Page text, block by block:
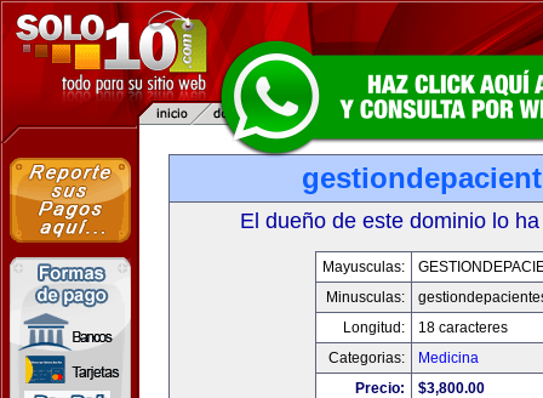
El dueño de este dominio lo
Mayusculas:
Minusculas:
Longitud:
18 caracteres
Categorias:
Medicina
Precio:
$3,800.00